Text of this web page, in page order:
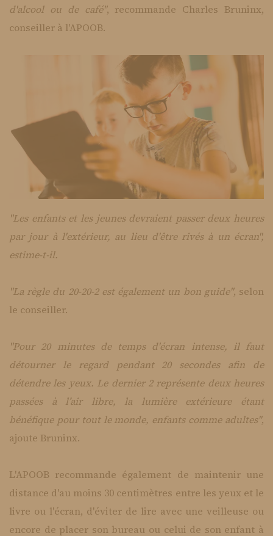
d'alcool ou de café", recommande Charles Bruninx,
conseiller à l'APOOB.
"Les enfants et les jeunes devraient passer deux heures
par jour à l'extérieur, au lieu d'être rivés à un écran",
estime-t-il.
"La règle du 20-20-2 est également un bon guide", selon
le conseiller.
"Pour 20 minutes de temps d'écran intense, il faut
détourner le regard pendant 20 secondes afin de
détendre les yeux. Le dernier 2 représente deux heures
passées à l’air libre, la lumière extérieure étant
bénéfique pour tout le monde, enfants comme adultes",
ajoute Bruninx.
L'APOOB recommande également de maintenir une
distance d'au moins 30 centimètres entre les yeux et le
livre ou l'écran, d'éviter de lire avec une veilleuse ou
encore de placer son bureau ou celui de son enfant à